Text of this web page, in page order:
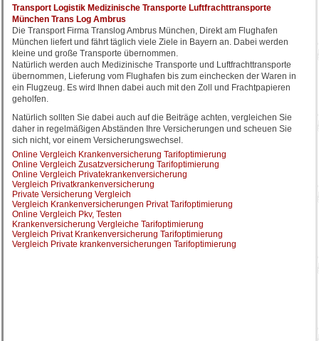
Transport Logistik Medizinische Transporte Luftfrachttransporte
München Trans Log Ambrus
Die Transport Firma Translog Ambrus München, Direkt am Flughafen
München liefert und fährt täglich viele Ziele in Bayern an. Dabei werden
kleine und große Transporte übernommen.
Natürlich werden auch Medizinische Transporte und Luftfrachttransporte
übernommen, Lieferung vom Flughafen bis zum einchecken der Waren in
ein Flugzeug. Es wird Ihnen dabei auch mit den Zoll und Frachtpapieren
geholfen.
Natürlich sollten Sie dabei auch auf die Beiträge achten, vergleichen Sie
daher in regelmäßigen Abständen Ihre Versicherungen und scheuen Sie
sich nicht, vor einem Versicherungswechsel.
Online Vergleich Krankenversicherung Tarifoptimierung
Online Vergleich Zusatzversicherung Tarifoptimierung
Online Vergleich Privatekrankenversicherung
Vergleich Privatkrankenversicherung
Private Versicherung Vergleich
Vergleich Krankenversicherungen Privat Tarifoptimierung
Online Vergleich Pkv, Testen
Krankenversicherung Vergleiche Tarifoptimierung
Vergleich Privat Krankenversicherung Tarifoptimierung
Vergleich Private krankenversicherungen Tarifoptimierung